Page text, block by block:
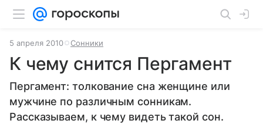
5 апреля 2010 Сонники
К чему снится Пергамент
Пергамент: толкование сна женщине или
мужчине по различным сонникам.
Рассказываем, к чему видеть такой сон.